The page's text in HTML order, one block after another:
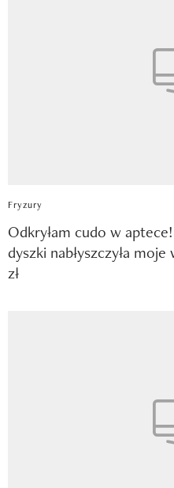
Fryzury
Odkryłam cudo w
dyszki nabłyszczyła
zł